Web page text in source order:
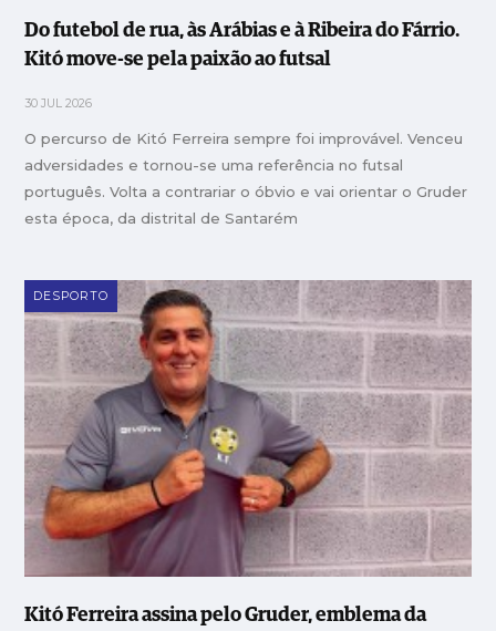
Do futebol de rua, às Arábias e à Ribeira do Fárrio.
Kitó move-se pela paixão ao futsal
30 JUL 2026
O percurso de Kitó Ferreira sempre foi improvável. Venceu
adversidades e tornou-se uma referência no futsal
português. Volta a contrariar o óbvio e vai orientar o Gruder
esta época, da distrital de Santarém
DESPORTO
Kitó Ferreira assina pelo Gruder, emblema da